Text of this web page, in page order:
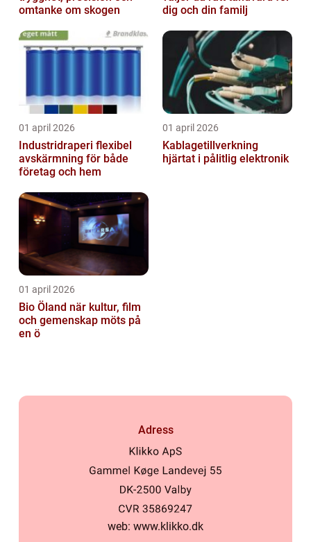
omtanke om skogen
dig och din familj
01 april 2026
Industridraperi flexibel
avskärmning för både
företag och hem
01 april 2026
Kablagetillverkning
hjärtat i pålitlig elektronik
01 april 2026
Bio Öland när kultur, film
och gemenskap möts på
en ö
Adress
web: www.klikko.dk